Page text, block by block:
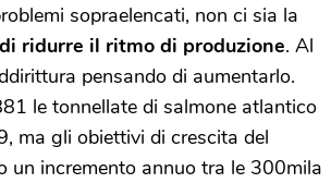
sopraelencati, non ci sia la
ridurre il ritmo di produzione. Al
pensando di aumentarlo.
le tonnellate di salmone atlantico
ma gli obiettivi di crescita del
un incremento annuo tra le 300mila